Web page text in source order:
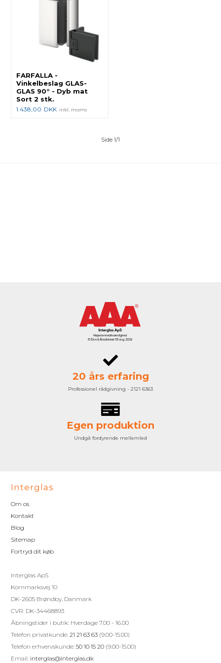
FARFALLA -
Vinkelbeslag GLAS-
GLAS 90° - Dyb mat
Sort 2 stk.
1.438,00 DKK inkl. moms
Side 1/1
20 års erfaring
Professionel rådgivning - 2121 6363
Egen produktion
Undgå fordyrende mellemled
Interglas
Om os
Kontakt
Blog
Sitemap
Fortryd dit køb
Interglas ApS
Kornmarksvej 10
DK-2605 Brøndby, Danmark
CVR: DK-34468893
Åbningstider i butik: Hverdage 7.00 - 16.00
Telefon privatkunde:21 21 63 63 (9.00-15.00)
Telefon erhvervskunde:50 10 15 20 (9.00-15.00)
Email: interglas@interglas.dk